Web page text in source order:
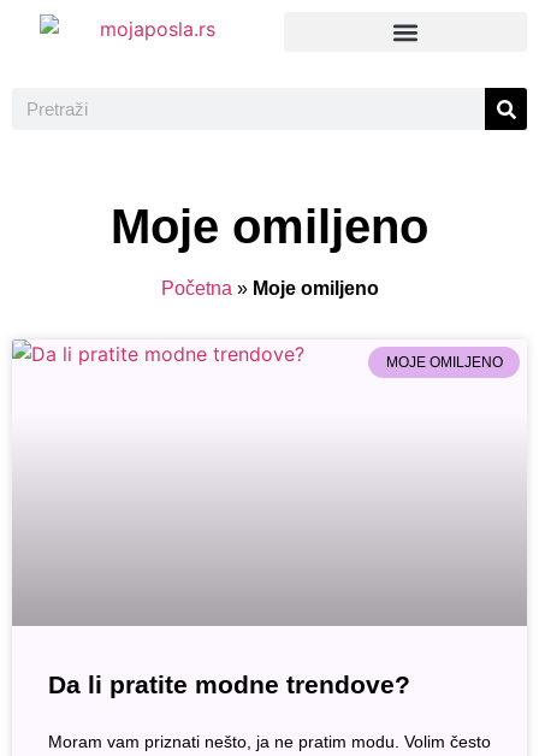
Moje omiljeno
Početna » Moje omiljeno
MOJE OMILJENO
Da li pratite modne trendove?
Moram vam priznati nešto, ja ne pratim modu. Volim često